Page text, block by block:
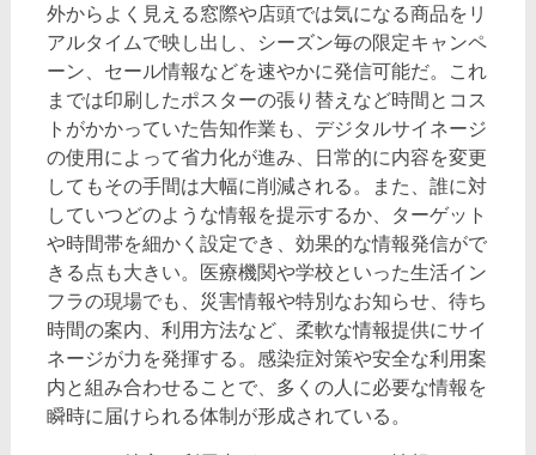
外からよく見える窓際や店頭では気になる商品をリ
アルタイムで映し出し、シーズン毎の限定キャンペ
ーン、セール情報などを速やかに発信可能だ。これ
までは印刷したポスターの張り替えなど時間とコス
トがかかっていた告知作業も、デジタルサイネージ
の使用によって省力化が進み、日常的に内容を変更
してもその手間は大幅に削減される。また、誰に対
していつどのような情報を提示するか、ターゲット
や時間帯を細かく設定でき、効果的な情報発信がで
きる点も大きい。医療機関や学校といった生活イン
フラの現場でも、災害情報や特別なお知らせ、待ち
時間の案内、利用方法など、柔軟な情報提供にサイ
ネージが力を発揮する。感染症対策や安全な利用案
内と組み合わせることで、多くの人に必要な情報を
瞬時に届けられる体制が形成されている。